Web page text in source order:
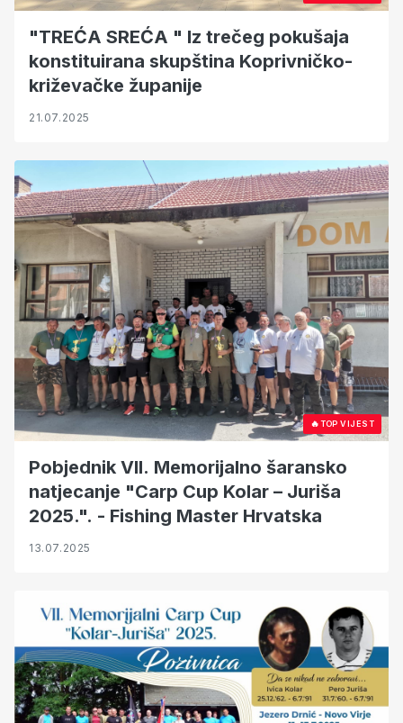
"TREĆA SREĆA " Iz trečeg pokušaja
konstituirana skupština Koprivničko-
križevačke županije
21.07.2025
🔥TOP VIJEST
Pobjednik VII. Memorijalno šaransko
natjecanje "Carp Cup Kolar – Juriša
2025.". - Fishing Master Hrvatska
13.07.2025